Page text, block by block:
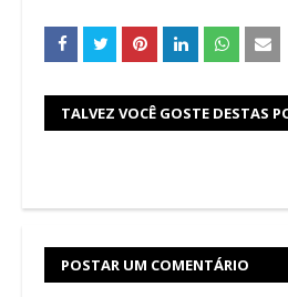
TALVEZ VOCÊ GOSTE DESTAS
POSTAR UM COMENTÁRIO